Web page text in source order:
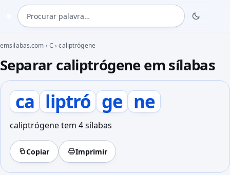
Procurar palavra
emsilabas.com › C ›caliptrógene
Separar caliptrógene em sílabas
ca liptró ge ne
caliptrógene tem 4 sílabas
Copiar Imprimir